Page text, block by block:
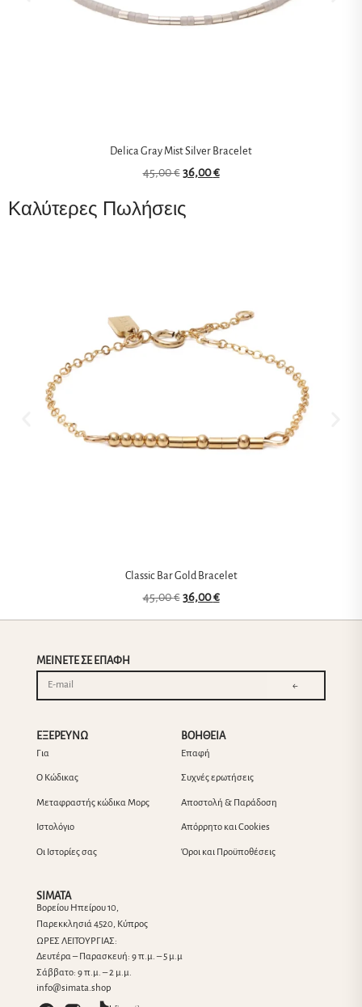
Delica Gray Mist Silver Bracelet
45,00€ 36,00€
Καλύτερες Πωλήσεις
Classic Bar Gold Bracelet
45,00€ 36,00€
SIMATA
Βορείου Ηπείρου 10,
Παρεκκλησιά 4520, Κύπρος
ΩΡΕΣ ΛΕΙΤΟΥΡΓΙΑΣ:
Δευτέρα – Παρασκευή: 9 π.μ. – 5 μ.μ
Σάββατο: 9 π.μ. – 2 μ.μ.
info@simata.shop
ΕΞΕΡΕΥΝΩ
Για
Ο Κώδικας
Μεταφραστής κώδικα Μορς
Ιστολόγιο
Οι Ιστορίες σας
ΒΟΗΘΕΙΑ
Επαφή
Συχνές ερωτήσεις
Αποστολή & Παράδοση
Απόρρητο και Cookies
Όροι και Προϋποθέσεις
ΜΕΙΝΕΤΕ ΣΕ ΕΠΑΦΗ
←